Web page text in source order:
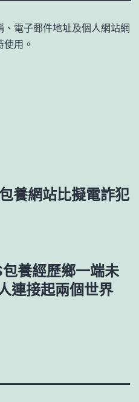
、電子郵件地址及個人網站網
用。
養網站比擬電詐犯
養經歷鄉一端未
連接起兩個世界